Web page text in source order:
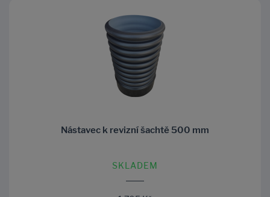
Nástavec k revizní šachtě 500 mm
SKLADEM